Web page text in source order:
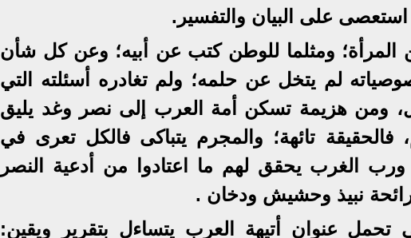
على البيان والتفسير.
ومثلما للوطن كتب عن أبيه؛ وعن كل شأن
لم يتخل عن حلمه؛ ولم تغادره أسئلته التي
ومن هزيمة تسكن أمة العرب إلى نصر وغد يليق
تائهة؛ والمجرم يتباكى فالكل تعرى في
الغرب يحقق لهم ما اعتادوا من أدعية النصر
نبيذ وحشيش ودخان .
تحمل عنوان أتيهة العرب يتساءل بتقرير ويقين: